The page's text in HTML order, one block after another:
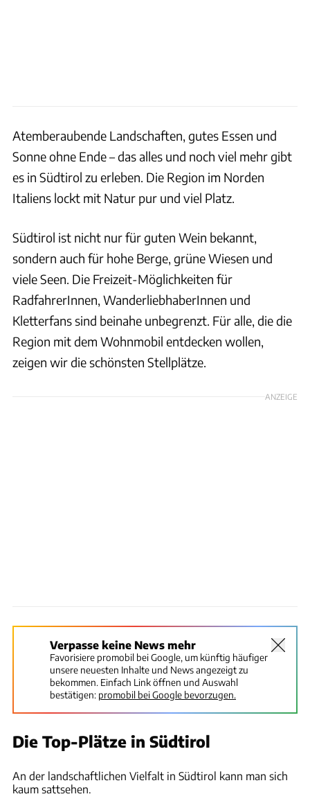
Atemberaubende Landschaften, gutes Essen und
Sonne ohne Ende – das alles und noch viel mehr gibt
es in Südtirol zu erleben. Die Region im Norden
Italiens lockt mit Natur pur und viel Platz.
Südtirol ist nicht nur für guten Wein bekannt,
sondern auch für hohe Berge, grüne Wiesen und
viele Seen. Die Freizeit-Möglichkeiten für
RadfahrerInnen, WanderliebhaberInnen und
Kletterfans sind beinahe unbegrenzt. Für alle, die die
Region mit dem Wohnmobil entdecken wollen,
zeigen wir die schönsten Stellplätze.
ANZEIGE
Verpasse keine News mehr
Favorisiere promobil bei Google, um künftig häufiger
unsere neuesten Inhalte und News angezeigt zu
bekommen. Einfach Link öffnen und Auswahl
bestätigen: promobil bei Google bevorzugen.
Die Top-Plätze in Südtirol
An der landschaftlichen Vielfalt in Südtirol kann man sich
kaum sattsehen.